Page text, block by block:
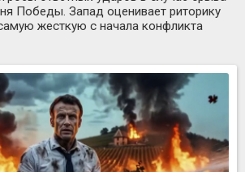
Победы. Запад оценивает риторику
жесткую с начала конфликта